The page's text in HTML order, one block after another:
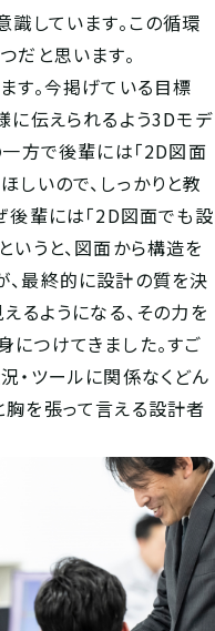
識しています。この循環
だと思います。
す。今掲げている目標
に伝えられるよう3Dモデ
一方で後輩には「2D図面
しいので、しっかりと教
後輩には「2D図面でも設
いうと、図面から構造を
最終的に設計の質を決
るようになる、その力を
つけてきました。すご
・ツールに関係なくどん
を張って言える設計者